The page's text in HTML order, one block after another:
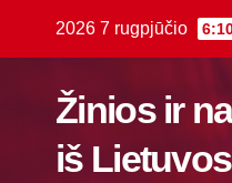
2026 7 rugpjūčio
Žinios ir
iš